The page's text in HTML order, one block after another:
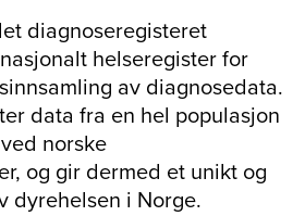
diagnoseregisteret
helseregister for
av diagnosedata.
data fra en hel populasjon
norske
og gir dermed et unikt og
dyrehelsen i Norge.